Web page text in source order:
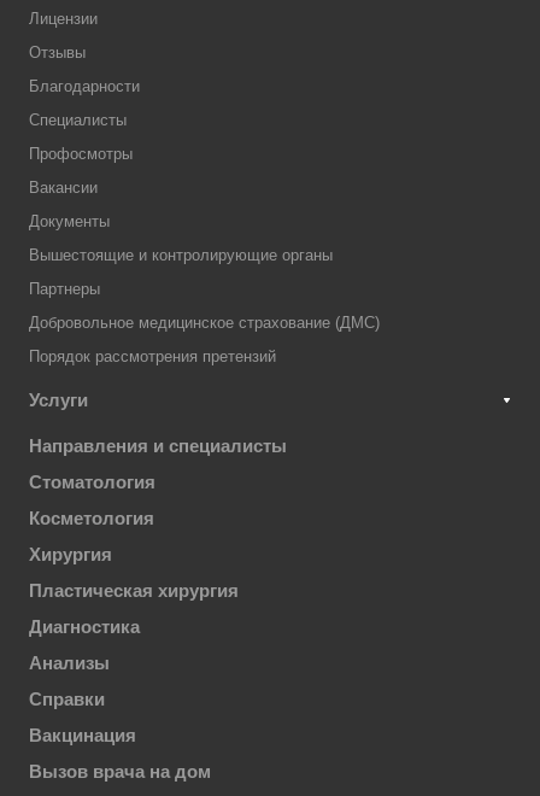
Лицензии
Отзывы
Благодарности
Специалисты
Профосмотры
Вакансии
Документы
Вышестоящие и контролирующие органы
Партнеры
Добровольное медицинское страхование (ДМС)
Порядок рассмотрения претензий
Услуги
Направления и специалисты
Стоматология
Косметология
Хирургия
Пластическая хирургия
Диагностика
Анализы
Справки
Вакцинация
Вызов врача на дом